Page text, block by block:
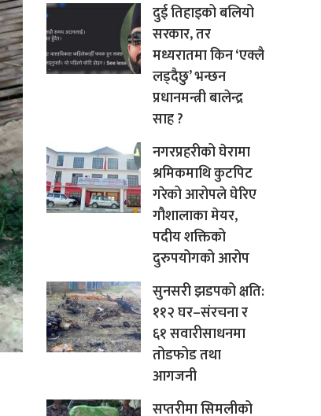
दुई तिहाइको बलियो
सरकार, तर
मध्यरातमा किन ‘एक्लै
लड्दैछु’ भन्छन
प्रधानमन्त्री बालेन्द्र
साह ?
नगरप्रहरीको घेरामा
श्रमिकमाथि कुटपिट
गरेको आरोपले घेरिए
गौशालाका मेयर,
पदीय शक्तिको
दुरुपयोगको आरोप
सुनसरी झडपको क्षति:
११२ घर–संरचना र
६१ सवारीसाधनमा
तोडफोड तथा
आगजनी
सप्तरीमा सिमलीको